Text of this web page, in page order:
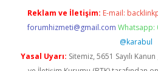
Reklam ve İletişim: E-mail:
forumhizmeti@gmail.com Whatsapp:
@karabul
Yasal Uyarı: Sitemiz, 5651 Sayılı